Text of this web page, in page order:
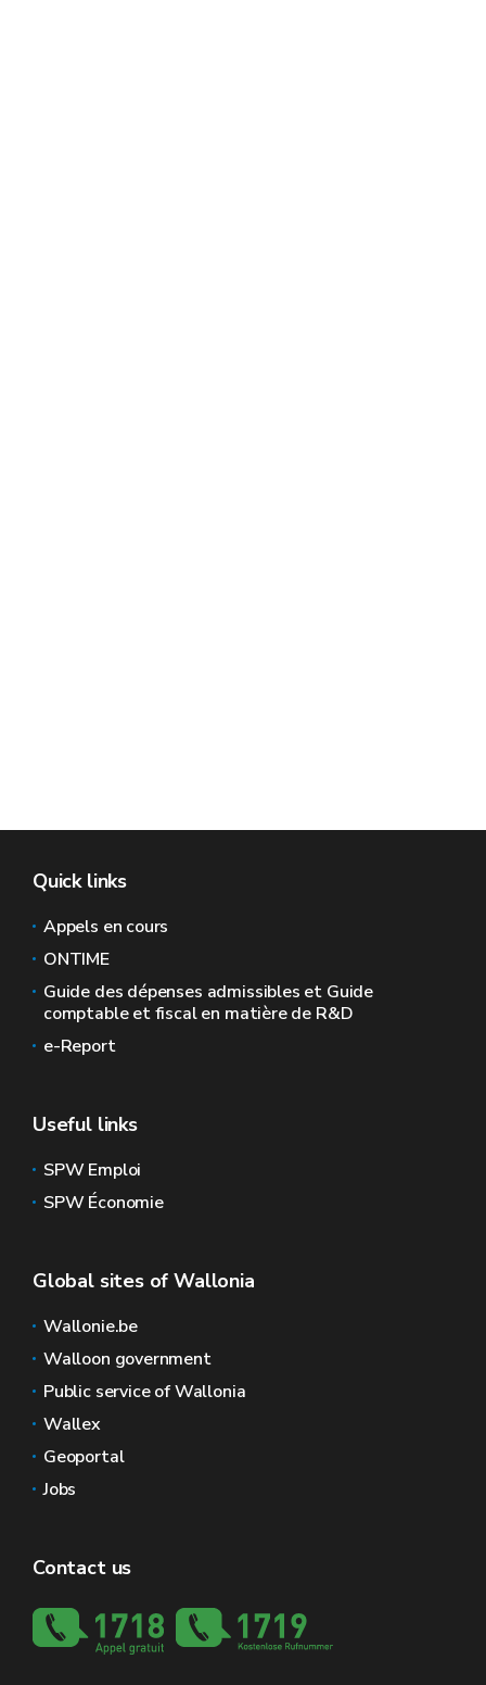
Quick links
Appels en cours
ONTIME
Guide des dépenses admissibles et Guide
comptable et fiscal en matière de R&D
e-Report
Useful links
SPW Emploi
SPW Économie
Global sites of Wallonia
Wallonie.be
Walloon government
Public service of Wallonia
Wallex
Geoportal
Jobs
Contact us